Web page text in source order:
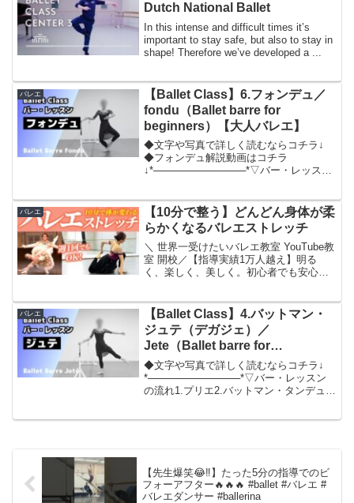
Dutch National Ballet
In this intense and difficult times it’s
important to stay safe, but also to stay in
shape! Therefore we’ve developed a ...
バレエ
【Ballet Class】6.フォンデュ／
fondu（Ballet barre for
beginners）【大人バレエ】
◆文字や写真で詳しく読むならコチラ↓
◆フォンデュ解説動画はコチラ
↓*─────────────*▽バー・レッスン
ュ（第5ポジション）4.バットマン・ジュ
テ（デ...
バレエ
【10分で整う】どんどん身体が柔
らかくなるバレエストレッチ
＼ 世界一受けたいバレエ教室 YouTube教
室 開校／【指導実績1万人越え】明る
く、楽しく、美しく。初心者でも安心の
◆━━━━━━━━━━━━━━━━━
━◆【目次】0:00 ...
バレエ
【Ballet Class】4.バットマン・
ジュテ（デガジェ）／
Jete（Ballet barre for
beginners）【大人バレエ】
◆文字や写真で詳しく読むならコチラ↓
*─────────────*▽バー・レッスン
の流れ1.プリエ2.バットマン・タンデュ
【先生爆笑😂‼️】たった5分の指導でのビ
フォーアフター🔥🔥🔥 #ballet #バレエ #
バレエダンサー #ballerina